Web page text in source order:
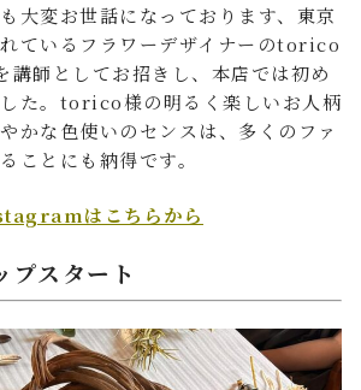
大変お世話になっております、東京
ているフラワーデザイナーのtorico
講師としてお招きし、本店では初め
た。torico様の明るく楽しいお人柄
かな色使いのセンスは、多くのファ
ことにも納得です。
はこちらから
スタート